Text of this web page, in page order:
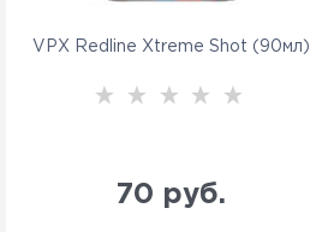
VPX Redline Xtreme Shot (90мл)
70 руб.